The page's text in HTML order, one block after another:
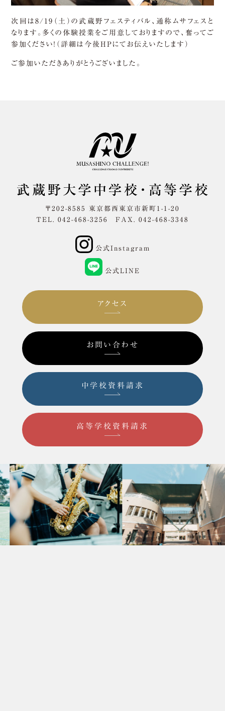
次回は8/19（土）の武蔵野フェスティバル、通称ムサフェスと
なります。多くの体験授業をご用意しておりますので、奮ってご
参加ください！（詳細は今後HPにてお伝えいたします）
ご参加いただきありがとうございました。
〒202-8585 東京都西東京市新町1-1-20
TEL. 042-468-3256 FAX. 042-468-3348
公式Instagram
公式LINE
アクセス
お問い合わせ
中学校資料請求
高等学校資料請求